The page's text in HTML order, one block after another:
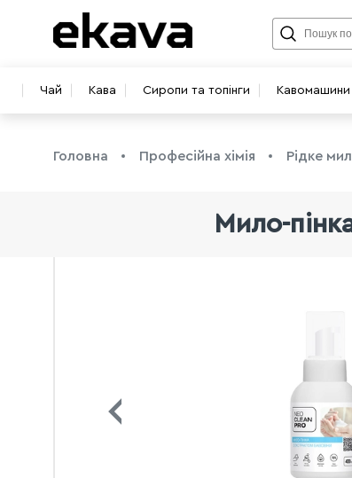
Чай Кава Сиропи та топінги Кавомашини
Головна Професійна хімія Рідке
Мило-